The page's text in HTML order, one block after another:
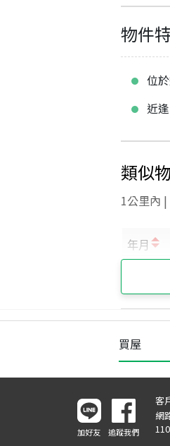
物件
位
近
類似
1公里內
買屋
加好友 追蹤我們
客
網